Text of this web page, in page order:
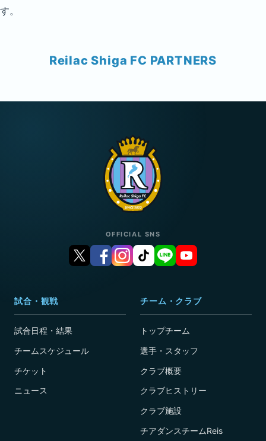
す。
Reilac Shiga FC PARTNERS
OFFICIAL SNS
試合・観戦
試合日程・結果
チームスケジュール
チケット
ニュース
チーム・クラブ
トップチーム
選手・スタッフ
クラブ概要
クラブヒストリー
クラブ施設
チアダンスチームReis